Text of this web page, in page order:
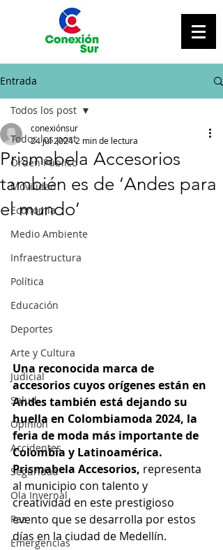
Entrada
Todos los post
Orden Público
Movilidad
Economía
Medio Ambiente
Infraestructura
Política
Educación
Deportes
Arte y Cultura
Judicial
Salud
Opinión
Accidentes
Seguridad
Ola Invernal
Paz
Emergencias
Todos los post
Prismabela Accesorios
también es de ‘Andes para
el mundo’
conexiónsur
24 jul 20242 min de lectura
Una reconocida marca de
accesorios cuyos orígenes están en
Andes también está dejando su
huella en Colombiamoda 2024, la
feria de moda más importante de
Colombia y Latinoamérica.
Prismabela Accesorios, representa
al municipio con talento y
creatividad en este prestigioso
evento que se desarrolla por estos
días en la ciudad de Medellín.